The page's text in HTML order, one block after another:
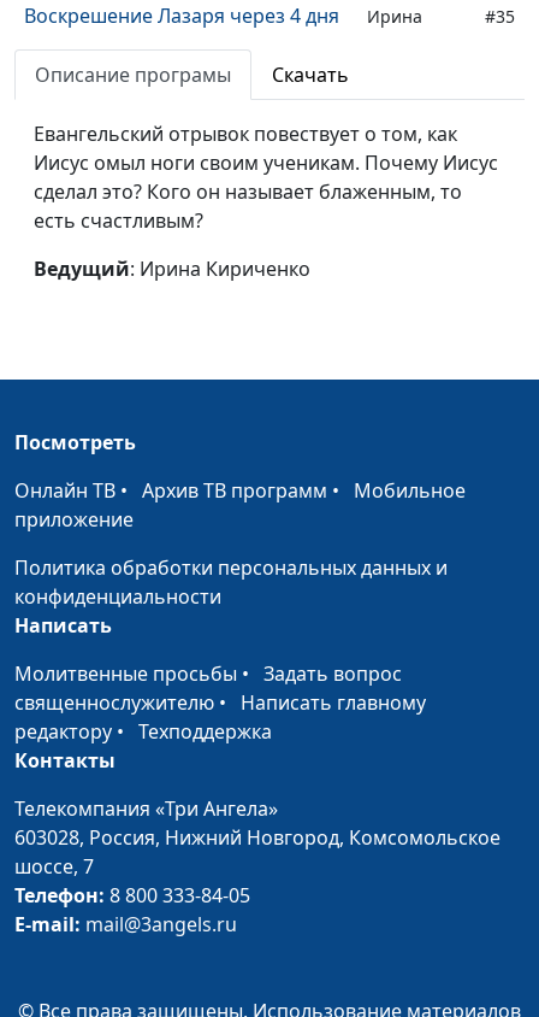
Воскрешение Лазаря через 4 дня
после смерти. Евангелие по
Иоанну 11:1-45
Ирина
#35
Исцеление слепорожденного.
Евангелие по Иоанну 9:1-33
Кириченко
Прощение женщины: иди и не
греши. Евангелие по Иоанну 8:2-
11
Ирина
У Бога нет голодного. Евангелие
Ирина
#31
по Иоанну 5:1-15
Кириченко
Евангелие по Иоанну 4:46-53
Кириченко
Что такое рождение свыше?
Иоанн Креститель о Христе.
Евангелие по Иоанну 1:13-18
Ирина
было у Бога. Евангелие по Иоанну
1:1-12
Фарисей и мытарь.Всякий,
возвышающий себя, унижен
будет, а принижающий -
14
Описание програмы Скачать
Евангельский отрывок повествует о том, как
Иисус омыл ноги своим ученикам. Почему Иисус
сделал это? Кого он называет блаженным, то
есть счастливым?
Ведущий: Ирина Кириченко
Посмотреть
Онлайн ТВ • Архив ТВ программ • Мобильное
приложение
Политика обработки персональных данных и
конфиденциальности
Написать
Молитвенные просьбы • Задать вопрос
священнослужителю • Написать главному
редактору • Техподдержка
Контакты
Телекомпания «Три Ангела»
603028, Россия, Нижний Новгород, Комсомольское
шоссе, 7
Телефон: 8 800 333-84-05
E-mail: mail@3angels.ru
© Все права защищены. Использование материалов